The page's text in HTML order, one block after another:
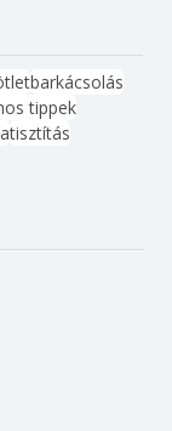
barkácsolás
tippek
tisztítás